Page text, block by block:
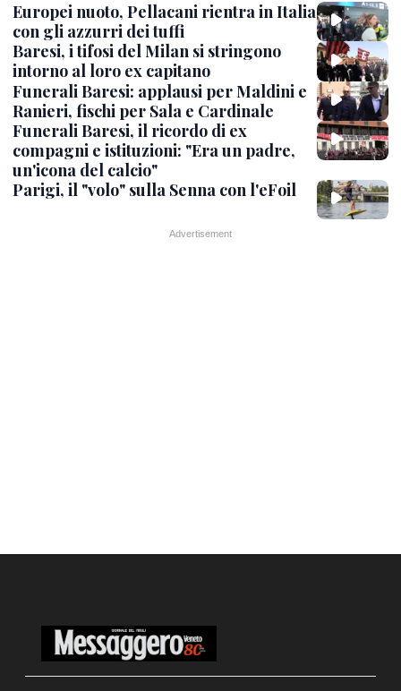
Europei nuoto, Pellacani rientra in Italia
con gli azzurri dei tuffi
Baresi, i tifosi del Milan si stringono
intorno al loro ex capitano
Funerali Baresi: applausi per Maldini e
Ranieri, fischi per Sala e Cardinale
Funerali Baresi, il ricordo di ex
compagni e istituzioni: "Era un padre,
un'icona del calcio"
Parigi, il "volo" sulla Senna con l'eFoil